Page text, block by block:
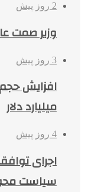
2 روز پیش
وزیر صمت
3 روز پیش
میلیارد دلار
4 روز پیش
اجرای
سیاست